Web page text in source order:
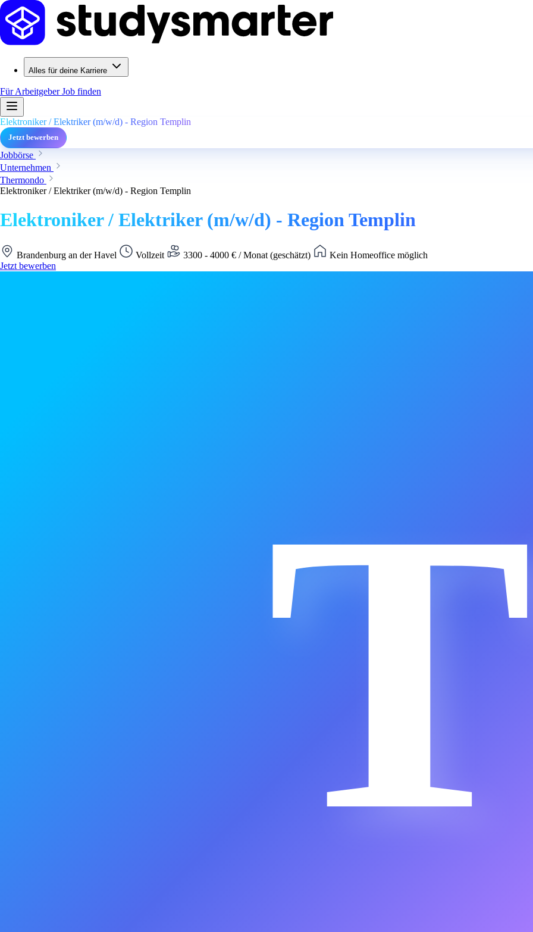
Alles für deine Karriere
Für ArbeitgeberJob finden
Elektroniker / Elektriker (m/w/d) - Region Templin
Jetzt bewerben
Jobbörse
Unternehmen
Thermondo
Elektroniker / Elektriker (m/w/d) - Region Templin
Elektroniker / Elektriker (m/w/d) - Region Templin
Brandenburg an der Havel Vollzeit 3300 - 4000 € / Monat (geschätzt)
Kein Homeoffice möglich
Jetzt bewerben
T